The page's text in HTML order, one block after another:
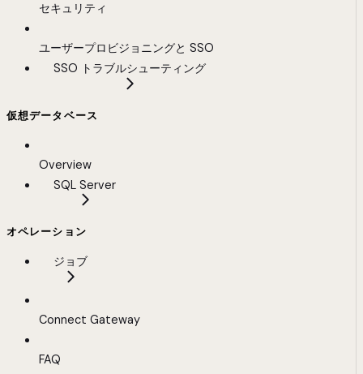
セキュリティ
ユーザープロビジョニングと SSO
SSO トラブルシューティング
仮想データベース
Overview
SQL Server
オペレーション
ジョブ
Connect Gateway
FAQ